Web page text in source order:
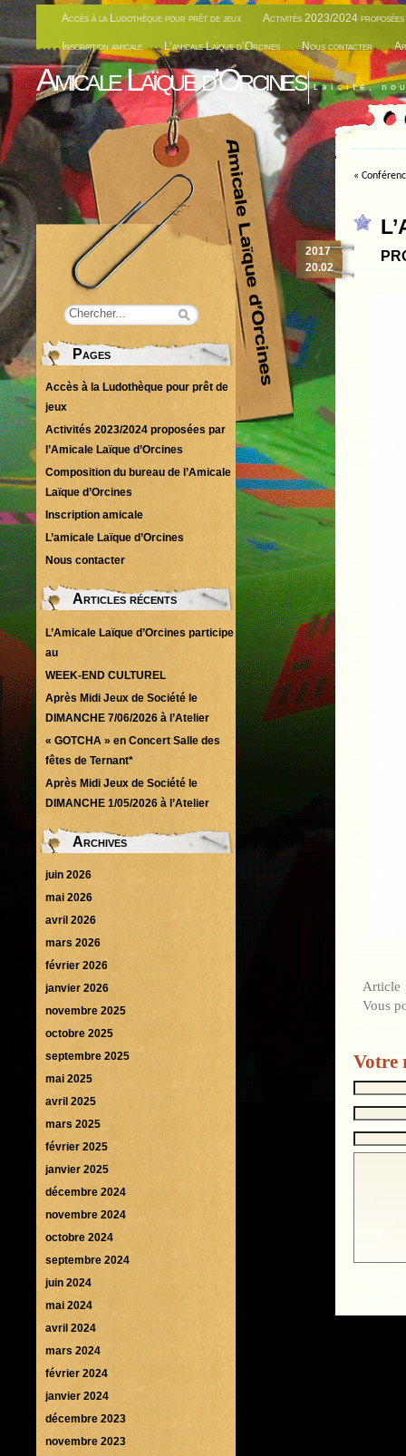
Accès à la Ludothèque pour prêt de jeux Activités 2023/2024 proposées
Inscription amicale L’amicale Laïque d’Orcines Nous contacter
Amicale Laïque d'Orcines Laïcité,
«
2017
20.02
Article
Vous
Votre
Pages
Accès à la Ludothèque pour prêt de
jeux
Activités 2023/2024 proposées par
l’Amicale Laïque d’Orcines
Composition du bureau de l’Amicale
Laïque d’Orcines
Inscription amicale
L’amicale Laïque d’Orcines
Nous contacter
Articles récents
L’Amicale Laïque d’Orcines participe
au
WEEK-END CULTUREL
Après Midi Jeux de Société le
DIMANCHE 7/06/2026 à l’Atelier
« GOTCHA » en Concert Salle des
fêtes de Ternant*
Après Midi Jeux de Société le
DIMANCHE 1/05/2026 à l’Atelier
Archives
juin 2026
mai 2026
avril 2026
mars 2026
février 2026
janvier 2026
novembre 2025
octobre 2025
septembre 2025
mai 2025
avril 2025
mars 2025
février 2025
janvier 2025
décembre 2024
novembre 2024
octobre 2024
septembre 2024
juin 2024
mai 2024
avril 2024
mars 2024
février 2024
janvier 2024
décembre 2023
novembre 2023